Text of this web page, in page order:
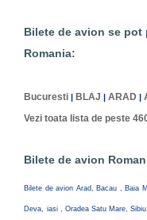
Bilete de avion se pot
Romania:
Bucuresti BLAJ |ARAD |
Vezi toata lista de peste
Bilete de avion
Bilete de avion Arad, Bacau , Baia
Deva, iasi , Oradea Satu Mare,